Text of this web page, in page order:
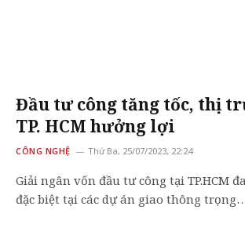
Đầu tư công tăng tốc, thị
TP. HCM hưởng lợi
CÔNG NGHỆ Thứ Ba, 25/07/2023, 22:24
Giải ngân vốn đầu tư công tại TP.HCM
đặc biệt tại các dự án giao thông